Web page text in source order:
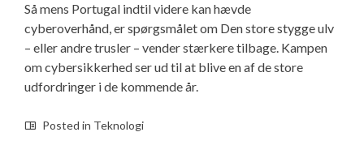
Så mens Portugal indtil videre kan hævde
cyberoverhånd, er spørgsmålet om Den store stygge ulv
– eller andre trusler – vender stærkere tilbage. Kampen
om cybersikkerhed ser ud til at blive en af de store
udfordringer i de kommende år.
Posted in Teknologi